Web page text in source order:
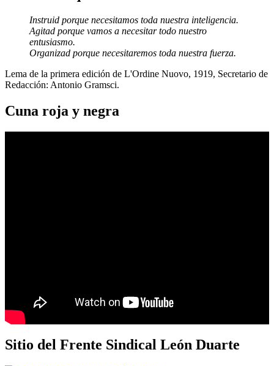
Instruid porque necesitamos toda nuestra inteligencia.
Agitad porque vamos a necesitar todo nuestro
entusiasmo.
Organizad porque necesitaremos toda nuestra fuerza.
Lema de la primera edición de L'Ordine Nuovo, 1919, Secretario de
Redacción: Antonio Gramsci.
Cuna roja y negra
Sitio del Frente Sindical León Duarte